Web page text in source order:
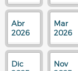
Abr
2026
Mar
2026
Dic
Nov